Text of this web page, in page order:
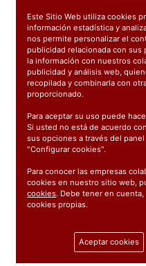
Ref:SPKISS
1 unidad
€
Este Sitio Web utiliza cookies
información estadística y
nos permite personalizar el
publicidad relacionada con sus
la información con nuestros
publicidad y análisis web,
recopilada y combinarla con
proporcionado.
Para aceptar su uso puede
Si usted no está de acuerdo
sus opciones a través del
"Configurar cookies".
Para conocer las empresas
cookies en nuestro sitio web,
cookies. Debe tener en
cookies propias.
Aceptar cookies